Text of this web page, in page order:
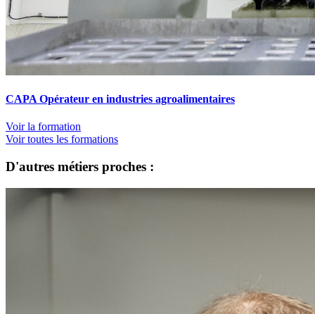
CAPA Opérateur en industries agroalimentaires
Voir la formation
Voir toutes les formations
D'autres métiers proches :